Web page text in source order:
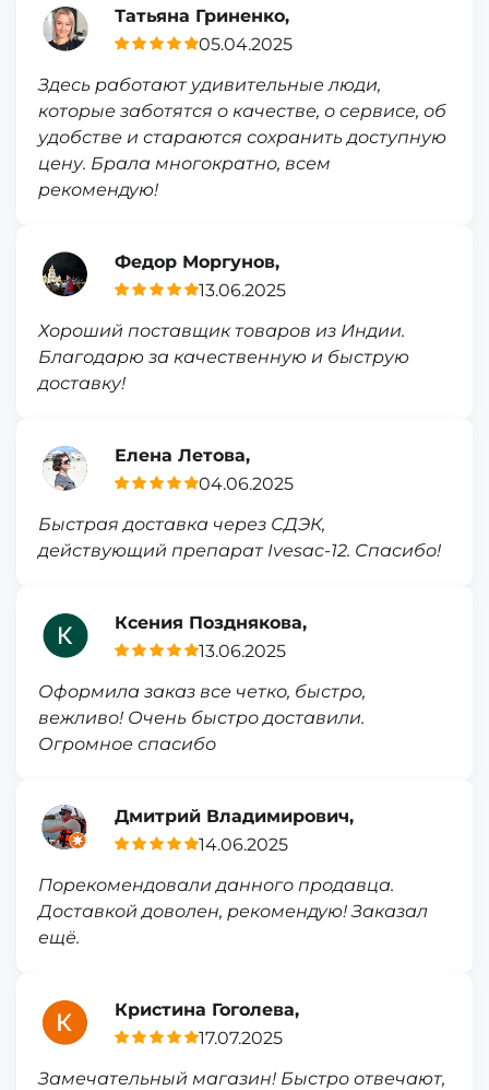
Татьяна Гриненко,
05.04.2025
Здесь работают удивительные люди,
которые заботятся о качестве, о сервисе, об
удобстве и стараются сохранить доступную
цену. Брала многократно, всем
рекомендую!
Федор Моргунов,
13.06.2025
Хороший поставщик товаров из Индии.
Благодарю за качественную и быструю
доставку!
Елена Летова,
04.06.2025
Быстрая доставка через СДЭК,
действующий препарат Ivesac-12. Спасибо!
Ксения Позднякова,
13.06.2025
Оформила заказ все четко, быстро,
вежливо! Очень быстро доставили.
Огромное спасибо
Дмитрий Владимирович,
14.06.2025
Порекомендовали данного продавца.
Доставкой доволен, рекомендую! Заказал
ещё.
Кристина Гоголева,
17.07.2025
Замечательный магазин! Быстро отвечают,